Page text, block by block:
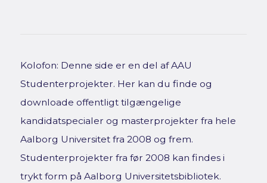
Kolofon: Denne side er en del af AAU
Studenterprojekter. Her kan du finde og
downloade offentligt tilgængelige
kandidatspecialer og masterprojekter fra hele
Aalborg Universitet fra 2008 og frem.
Studenterprojekter fra før 2008 kan findes i
trykt form på Aalborg Universitetsbibliotek.